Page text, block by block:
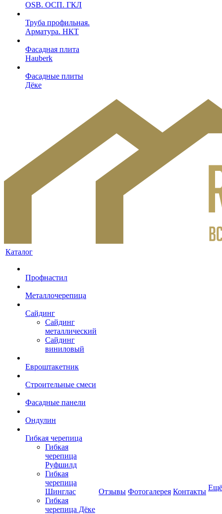
OSB. ОСП. ГКЛ
Труба профильная.
Арматура. НКТ
Фасадная плита
Hauberk
Фасадные плиты
Дёке
Каталог
Профнастил
Металлочерепица
Сайдинг
Сайдинг
металлический
Сайдинг
виниловый
Евроштакетник
Строительные смеси
Фасадные панели
Ондулин
Гибкая черепица
Гибкая
черепица
Руфшилд
Гибкая
черепица
Шинглас
Гибкая
черепица Дёке
Отзывы Фотогалерея Контакты Ещё